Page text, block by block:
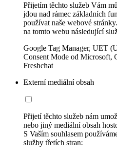
Přijetím těchto služeb Vám
jdou nad rámec základních
používat naše webové
na tomto webu následující
Google Tag Manager, UET
Consent Mode od Microsoft,
Freshchat
Externí mediální obsah
Přijetí těchto služeb nám
nebo jiný mediální obsah
S Vaším souhlasem
služby třetích stran: